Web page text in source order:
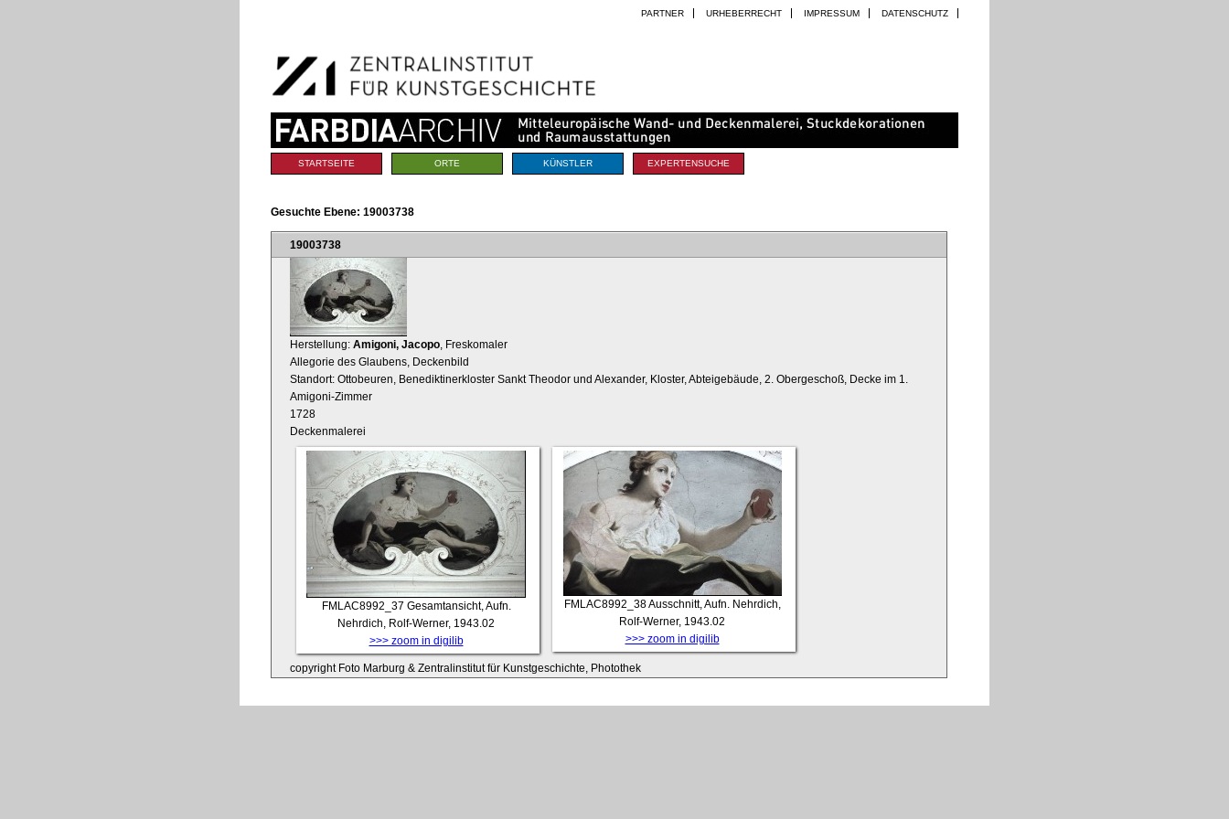
Navigation
PARTNER URHEBERRECHT IMPRESSUM DATENSCHUTZ
Sektionen
STARTSEITE ORTE KÜNSTLER EXPERTENSUCHE
Gesuchte Ebene: 19003738
19003738
Herstellung: Amigoni, Jacopo , Freskomaler
Allegorie des Glaubens, Deckenbild
Standort: Ottobeuren, Benediktinerkloster Sankt Theodor und Alexander, Kloster, Abteigebäude, 2. Obergeschoß, Decke im 1.
Amigoni-Zimmer
1728
Deckenmalerei
FMLAC8992_37 Gesamtansicht, Aufn.
Nehrdich, Rolf-Werner, 1943.02
>>> zoom in digilib
FMLAC8992_38Ausschnitt, Aufn. Nehrdich,
Rolf-Werner, 1943.02
>>> zoom in digilib
copyright Foto Marburg & Zentralinstitut für Kunstgeschichte, Photothek